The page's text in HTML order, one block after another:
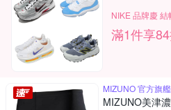
NIKE 品牌慶
滿1件享
MIZUNO 官方旗
MIZUNO美津